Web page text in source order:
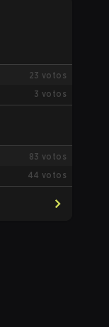
23 votos
3 votos
83 votos
44 votos